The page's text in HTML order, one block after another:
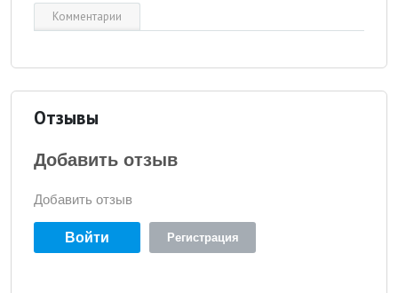
Комментарии
Отзывы
Добавить отзыв
Добавить отзыв
Войти Регистрация